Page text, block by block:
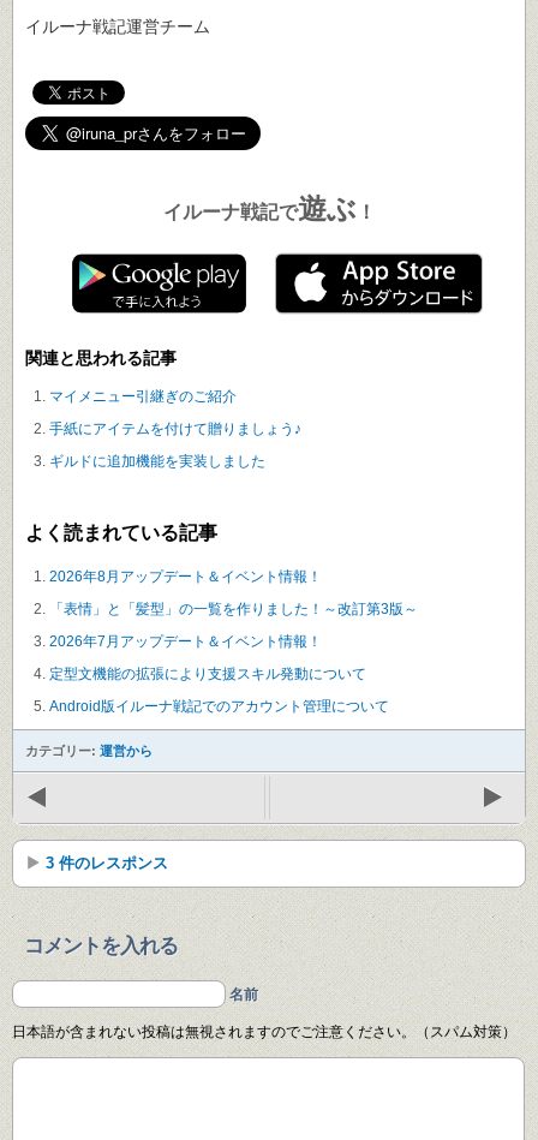
イルーナ戦記運営チーム
イルーナ戦記で遊ぶ ！
関連と思われる記事
マイメニュー引継ぎのご紹介
手紙にアイテムを付けて贈りましょう♪
ギルドに追加機能を実装しました
よく読まれている記事
2026年8月アップデート＆イベント情報！
「表情」と「髪型」の一覧を作りました！～改訂第3版～
2026年7月アップデート＆イベント情報！
定型文機能の拡張により支援スキル発動について
Android版イルーナ戦記でのアカウント管理について
カテゴリー: 運営から
3 件のレスポンス
コメントを入れる
名前
日本語が含まれない投稿は無視されますのでご注意ください。（スパム対策）